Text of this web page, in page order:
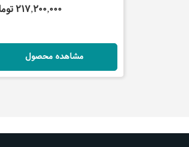
217,200,000 تومان
مشاهده محصول